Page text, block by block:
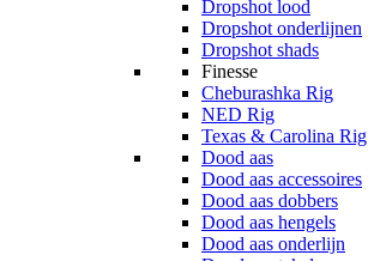
Dropshot lood
Dropshot onderlijnen
Dropshot shads
Finesse
Cheburashka Rig
NED Rig
Texas & Carolina Rig
Dood aas
Dood aas accessoires
Dood aas dobbers
Dood aas hengels
Dood aas onderlijn